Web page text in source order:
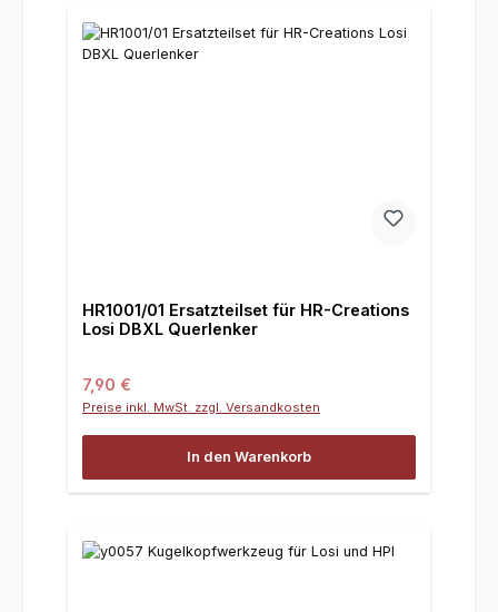
HR1001/01 Ersatzteilset für HR-Creations
Losi DBXL Querlenker
Regulärer Preis:
7,90 €
Preise inkl. MwSt. zzgl. Versandkosten
In den Warenkorb